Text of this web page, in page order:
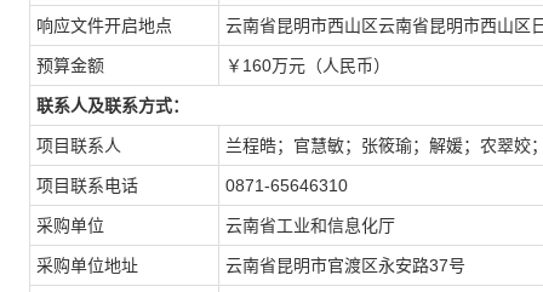
响应文件开启地点 云南省昆明市西山区云南省昆明市西山区
预算金额 ￥160万元（人民币）
联系人及联系方式：
项目联系人 兰程皓；官慧敏；张筱瑜；解媛；农翠姣
项目联系电话 0871-65646310
采购单位 云南省工业和信息化厅
采购单位地址 云南省昆明市官渡区永安路37号